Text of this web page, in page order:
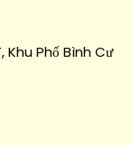
Khu Phố Bình Cư